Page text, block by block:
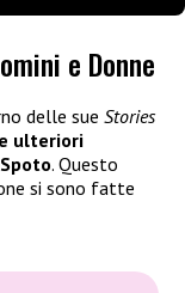
e Donne
delle sue Stories
ulteriori
. Questo
si sono fatte